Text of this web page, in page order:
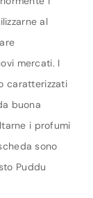
al
mercati. I
caratterizzati
buona
i profumi
sono
Puddu